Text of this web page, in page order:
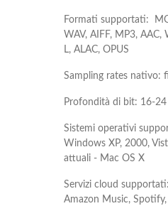
Formati supportati:
WAV, AIFF, MP3,
L, ALAC, OPUS
Sampling rates nativo:
Profondità di bit: 16-24
Sistemi operativi
Windows XP, 2000,
attuali - Mac OS X
Servizi cloud
Amazon Music, Spotify,